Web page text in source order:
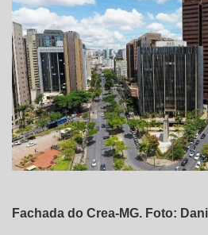
Fachada do Crea-MG. Foto: